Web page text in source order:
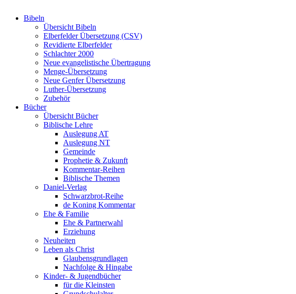
Bibeln
Übersicht Bibeln
Elberfelder Übersetzung (CSV)
Revidierte Elberfelder
Schlachter 2000
Neue evangelistische Übertragung
Menge-Übersetzung
Neue Genfer Übersetzung
Luther-Übersetzung
Zubehör
Bücher
Übersicht Bücher
Biblische Lehre
Auslegung AT
Auslegung NT
Gemeinde
Prophetie & Zukunft
Kommentar-Reihen
Biblische Themen
Daniel-Verlag
Schwarzbrot-Reihe
de Koning Kommentar
Ehe & Familie
Ehe & Partnerwahl
Erziehung
Neuheiten
Leben als Christ
Glaubensgrundlagen
Nachfolge & Hingabe
Kinder- & Jugendbücher
für die Kleinsten